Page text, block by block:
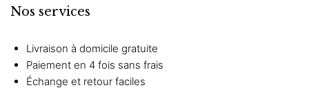
Nos services
Livraison à domicile gratuite
Paiement en 4 fois sans frais
Échange et retour faciles